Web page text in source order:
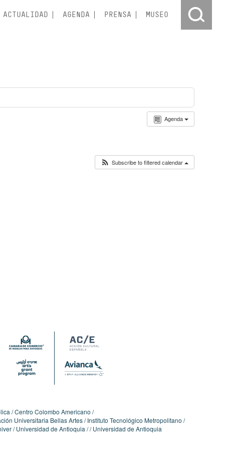
ACTUALIDAD AGENDA PRENSA MUSEO
Agenda
Subscribe to filtered calendar
Centro Colombo Americano
Universitaria Bellas Artes Instituto Tecnológico Metropolitano
Universidad de Antioquia Universidad de Antioquia